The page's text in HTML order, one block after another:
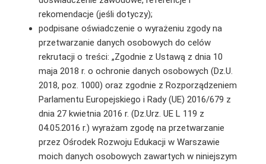
rekomendacje (jeśli dotyczy);
podpisane oświadczenie o wyrażeniu zgody na
przetwarzanie danych osobowych do celów
rekrutacji o treści: „Zgodnie z Ustawą z dnia 10
maja 2018 r. o ochronie danych osobowych (Dz.U.
2018, poz. 1000) oraz zgodnie z Rozporządzeniem
Parlamentu Europejskiego i Rady (UE) 2016/679 z
dnia 27 kwietnia 2016 r. (Dz.Urz. UE L 119 z
04.05.2016 r.) wyrażam zgodę na przetwarzanie
przez Ośrodek Rozwoju Edukacji w Warszawie
moich danych osobowych zawartych w niniejszym